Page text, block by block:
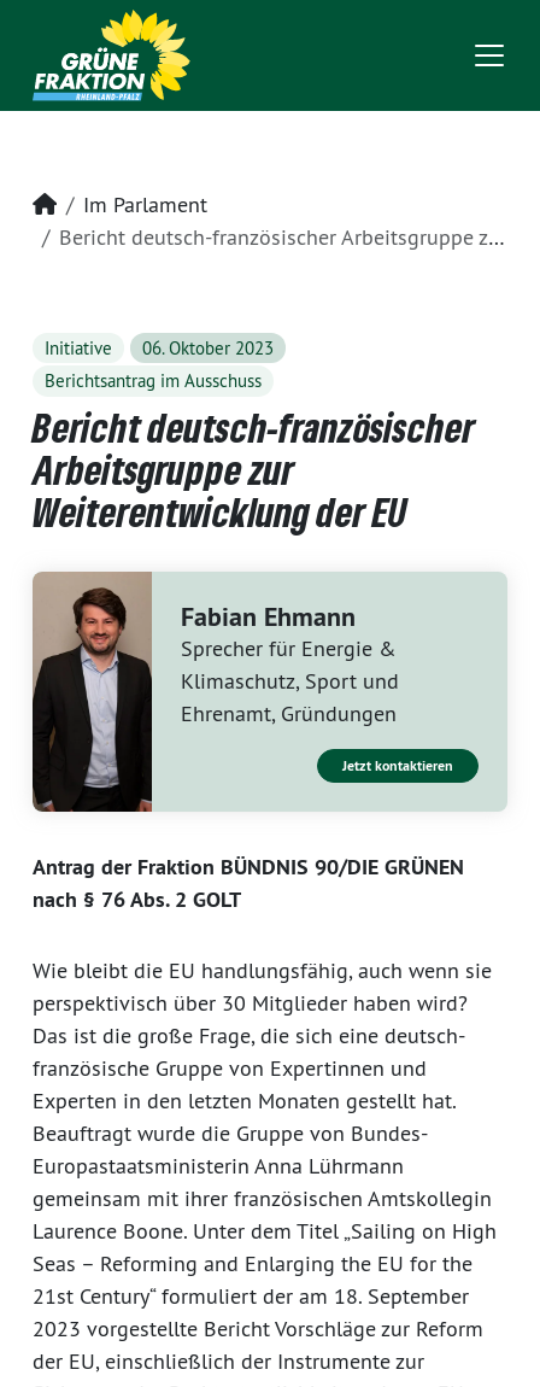
Startseite
Im Parlament
Bericht deutsch-französischer Arbeitsgruppe zur Weiterentwicklung der EU
Initiative
06. Oktober 2023
Berichtsantrag im Ausschuss
Bericht deutsch-französischer
Arbeitsgruppe zur
Weiterentwicklung der EU
Fabian Ehmann
Sprecher für Energie &
Klimaschutz, Sport und
Ehrenamt, Gründungen
Jetzt kontaktieren
Antrag der Fraktion BÜNDNIS 90/DIE GRÜNEN
nach § 76 Abs. 2 GOLT
Wie bleibt die EU handlungsfähig, auch wenn sie
perspektivisch über 30 Mitglieder haben wird?
Das ist die große Frage, die sich eine deutsch-
französische Gruppe von Expertinnen und
Experten in den letzten Monaten gestellt hat.
Beauftragt wurde die Gruppe von Bundes-
Europastaatsministerin Anna Lührmann
gemeinsam mit ihrer französischen Amtskollegin
Laurence Boone. Unter dem Titel „Sailing on High
Seas – Reforming and Enlarging the EU for the
21st Century“ formuliert der am 18. September
2023 vorgestellte Bericht Vorschläge zur Reform
der EU, einschließlich der Instrumente zur